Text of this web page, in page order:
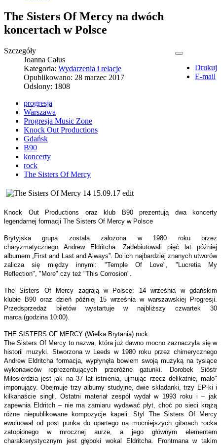
The Sisters Of Mercy na dwóch
koncertach w Polsce
Drukuj
E-mail
Szczegóły
Joanna Całus
Kategoria: Wydarzenia i relacje
Opublikowano: 28 marzec 2017
Odsłony: 1808
progresja
Warszawa
Progresja Music Zone
Knock Out Productions
Gdańsk
B90
koncerty
rock
The Sisters Of Mercy
Knock Out Productions oraz klub B90 prezentują dwa koncerty
legendarnej formacji The Sisters Of Mercy w Polsce
Brytyjska grupa została założona w 1980 roku przez
charyzmatycznego Andrew Eldritcha. Zadebiutowali pięć lat później
albumem „First and Last and Always”. Do ich najbardziej znanych utworów
zalicza się między innymi: "Temple Of Love", "Lucretia My
Reflection", "More" czy też "This Corrosion".
The Sisters Of Mercy zagrają w Polsce: 14 września w gdańskim
klubie B90 oraz dzień później 15 września w warszawskiej Progresji.
Przedsprzedaż biletów wystartuje w najbliższy czwartek 30
marca (godzina 10:00).
THE SISTERS OF MERCY (Wielka Brytania) rock:
The Sisters Of Mercy to nazwa, która już dawno mocno zaznaczyła się w
historii muzyki. Stworzona w Leeds w 1980 roku przez chimerycznego
Andrew Eldritcha formacja, wypłynęła bowiem swoją muzyką na tysiące
wykonawców reprezentujących przeróżne gatunki. Dorobek Sióstr
Miłosierdzia jest jak na 37 lat istnienia, ujmując rzecz delikatnie, mało"
imponujący. Obejmuje trzy albumy studyjne, dwie składanki, trzy EP-ki i
kilkanaście singli. Ostatni materiał zespół wydał w 1993 roku i – jak
zapewnia Eldritch – nie ma zamiaru wydawać płyt, choć po sieci krążą
różne niepublikowane kompozycje kapeli. Styl The Sisters Of Mercy
ewoluował od post punka do opartego na mocniejszych gitarach rocka
zatopionego w mrocznej aurze, a jego głównym elementem
charakterystycznym jest głęboki wokal Eldritcha. Frontmana w takim